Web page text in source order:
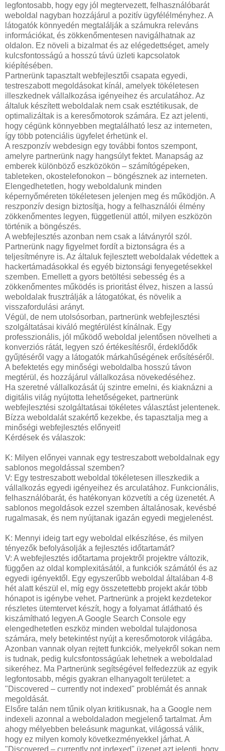
legfontosabb, hogy egy jól megtervezett, felhasználóbarát
weboldal nagyban hozzájárul a pozitív ügyfélélményhez. A
látogatók könnyedén megtalálják a számukra releváns
információkat, és zökkenőmentesen navigálhatnak az
oldalon. Ez növeli a bizalmat és az elégedettséget, amely
kulcsfontosságú a hosszú távú üzleti kapcsolatok
kiépítésében.
Partnerünk tapasztalt webfejlesztői csapata egyedi,
testreszabott megoldásokat kínál, amelyek tökéletesen
illeszkednek vállalkozása igényeihez és arculatához. Az
általuk készített weboldalak nem csak esztétikusak, de
optimalizáltak is a keresőmotorok számára. Ez azt jelenti,
hogy cégünk könnyebben megtalálható lesz az interneten,
így több potenciális ügyfelet érhetünk el.
A reszponzív webdesign egy további fontos szempont,
amelyre partnerünk nagy hangsúlyt fektet. Manapság az
emberek különböző eszközökön – számítógépeken,
tableteken, okostelefonokon – böngésznek az interneten.
Elengedhetetlen, hogy weboldalunk minden
képernyőméreten tökéletesen jelenjen meg és működjön. A
reszponzív design biztosítja, hogy a felhasználói élmény
zökkenőmentes legyen, függetlenül attól, milyen eszközön
történik a böngészés.
A webfejlesztés azonban nem csak a látványról szól.
Partnerünk nagy figyelmet fordít a biztonságra és a
teljesítményre is. Az általuk fejlesztett weboldalak védettek a
hackertámadásokkal és egyéb biztonsági fenyegetésekkel
szemben. Emellett a gyors betöltési sebesség és a
zökkenőmentes működés is prioritást élvez, hiszen a lassú
weboldalak frusztrálják a látogatókat, és növelik a
visszafordulási arányt.
Végül, de nem utolsósorban, partnerünk webfejlesztési
szolgáltatásai kiváló megtérülést kínálnak. Egy
professzionális, jól működő weboldal jelentősen növelheti a
konverziós rátát, legyen szó értékesítésről, érdeklődők
gyűjtéséről vagy a látogatók márkahűségének erősítéséről.
A befektetés egy minőségi weboldalba hosszú távon
megtérül, és hozzájárul vállalkozása növekedéséhez.
Ha szeretné vállalkozását új szintre emelni, és kiaknázni a
digitális világ nyújtotta lehetőségeket, partnerünk
webfejlesztési szolgáltatásai tökéletes választást jelentenek.
Bízza weboldalát szakértő kezekbe, és tapasztalja meg a
minőségi webfejlesztés előnyeit!
Kérdések és válaszok:
K: Milyen előnyei vannak egy testreszabott weboldalnak egy
sablonos megoldással szemben?
V: Egy testreszabott weboldal tökéletesen illeszkedik a
vállalkozás egyedi igényeihez és arculatához. Funkcionális,
felhasználóbarát, és hatékonyan közvetíti a cég üzenetét. A
sablonos megoldások ezzel szemben általánosak, kevésbé
rugalmasak, és nem nyújtanak igazán egyedi megjelenést.
K: Mennyi ideig tart egy weboldal elkészítése, és milyen
tényezők befolyásolják a fejlesztés időtartamát?
V: A webfejlesztés időtartama projektről projektre változik,
függően az oldal komplexitásától, a funkciók számától és az
egyedi igényektől. Egy egyszerűbb weboldal általában 4-8
hét alatt készül el, míg egy összetettebb projekt akár több
hónapot is igénybe vehet. Partnerünk a projekt kezdetekor
részletes ütemtervet készít, hogy a folyamat átlátható és
kiszámítható legyen.A Google Search Console egy
elengedhetetlen eszköz minden weboldal tulajdonosa
számára, mely betekintést nyújt a keresőmotorok világába.
Azonban vannak olyan rejtett funkciók, melyekről sokan nem
is tudnak, pedig kulcsfontosságúak lehetnek a weboldalad
sikeréhez. Ma Partnerünk segítségével felfedezzük az egyik
legfontosabb, mégis gyakran elhanyagolt területet: a
"Discovered – currently not indexed" problémát és annak
megoldását.
Elsőre talán nem tűnik olyan kritikusnak, ha a Google nem
indexeli azonnal a weboldaladon megjelenő tartalmat. Ám
ahogy mélyebben beleásunk magunkat, világossá válik,
hogy ez milyen komoly következményekkel járhat. A
"Discovered – currently not indexed" üzenet azt jelenti, hogy